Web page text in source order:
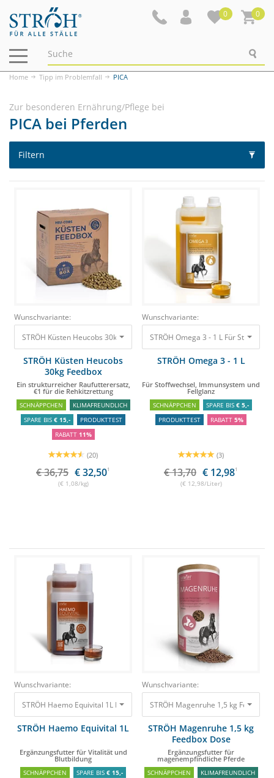
0 0
Navigation
ein-/ausblenden
Home Tipp im Problemfall PICA
Zur besonderen Ernährung/Pflege bei
PICA bei Pferden
Filtern
Wunschvariante:
STRÖH Küsten Heucobs 30kg Feedbox Ein strukturreicher
STRÖH Küsten Heucobs
30kg Feedbox
Ein strukturreicher Raufutterersatz,
€1 für die Rehkitzrettung
SCHNÄPPCHEN
KLIMAFREUNDLICH
SPARE BIS € 15,-
PRODUKTTEST
RABATT 11%
(20)
€ 36,75 € 32,501
(€ 1,08/kg)
Wunschvariante:
STRÖH Omega 3 -
STRÖH Omega 3 - 1 L
Für Stoffwechsel, Immunsystem und
Fellglanz
SCHNÄPPCHEN SPARE BIS € 5,-
PRODUKTTEST
RABATT 5%
(3)
€ 13,70 € 12,981
(€ 12,98/Liter)
Wunschvariante:
STRÖH Haemo Equivital 1L Ergänzungsfutter für Vitalität und Blutbildung
STRÖH Haemo Equivital 1L
Ergänzungsfutter für Vitalität und
Blutbildung
SCHNÄPPCHEN SPARE BIS € 15,-
Wunschvariante:
STRÖH Magenruhe 1,5 kg
STRÖH Magenruhe 1,5 kg
Feedbox Dose
Ergänzungsfutter für
magenempfindliche Pferde
SCHNÄPPCHEN
KLIMAFREUNDLICH